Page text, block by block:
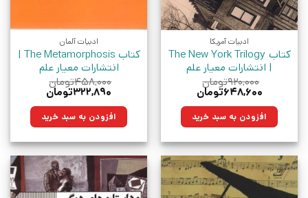
ادبیات آمریکا
کتاب The New York Trilogy
| انتشارات معیار علم
۹۲۰,۰۰۰تومان
قیمت
۹۲۰,۰۰۰تومان
بود.
۶۴۸,۶۰۰تومان
۶۴۸,۶۰۰تومان.افزودن به سبد خرید
ادبیات آلمان
کتاب The Metamorphosis |
انتشارات معیار علم
۴۵۸,۰۰۰تومان
قیمت
۴۵۸,۰۰۰تومان
بود.
۳۲۲,۸۹۰تومان
۳۲۲,۸۹۰تومان.افزودن به سبد خرید